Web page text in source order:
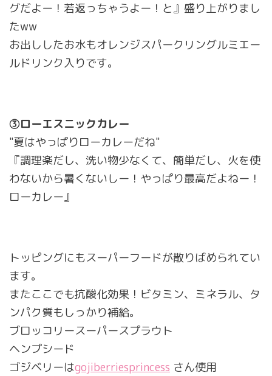
グだよー！若返っちゃうよー！と』盛り上がりまし
たww
お出ししたお水もオレンジスパークリングルミエー
ルドリンク入りです。
③ローエスニックカレー
"夏はやっぱりローカレーだね"
『調理楽だし、洗い物少なくて、簡単だし、火を使
わないから暑くないしー！やっぱり最高だよねー！
ローカレー』
トッピングにもスーパーフードが散りばめられてい
ます。
またここでも抗酸化効果！ビタミン、ミネラル、タ
ンパク質もしっかり補給。
ブロッコリースーパースプラウト
ヘンプシード
ゴジベリーはgojiberriesprincess さん使用